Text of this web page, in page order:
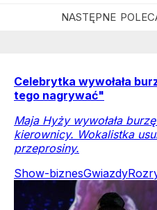
Celebrytka wywołała
tego nagrywać"
Maja Hyży wywołała
kierownicy. Wokalistka
przeprosiny.
Show-biznesGwiazdy